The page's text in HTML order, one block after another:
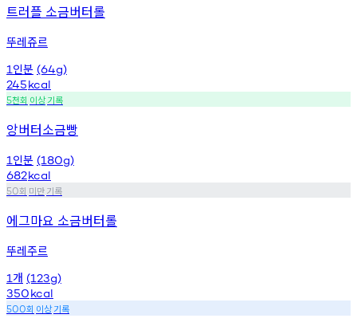
트러플 소금버터롤
뚜레쥬르
1 인분 (64g)
245kcal
5천회 이상기록
앙버터소금빵
1 인분 (180g)
682kcal
50회 미만기록
에그마요 소금버터롤
뚜레주르
1 개 (123g)
350kcal
500회 이상기록